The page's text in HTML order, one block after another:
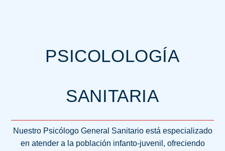
PSICOLOLOGÍA
SANITARIA
Nuestro Psicólogo General Sanitario está especializado
en atender a la población infanto-juvenil, ofreciendo